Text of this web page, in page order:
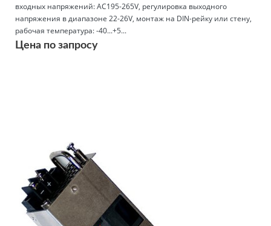
входных напряжений: AC195-265V, регулировка выходного
напряжения в диапазоне 22-26V, монтаж на DIN-рейку или стену,
рабочая температура: -40...+5...
Цена по запросу